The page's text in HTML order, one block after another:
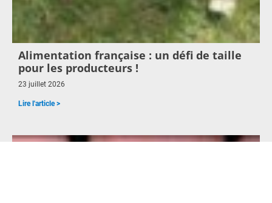
Alimentation française : un défi de taille
pour les producteurs !
23 juillet 2026
Lire l'article >